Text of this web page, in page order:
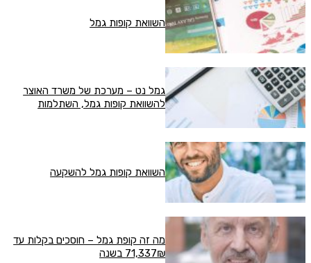
השוואת קופות גמל
גמל נט – מערכת של משרד האוצר
להשוואת קופות גמל, השתלמות
השוואת קופות גמל להשקעה
מה זה קופת גמל – חוסכים בקלות עד
71,337₪ בשנה